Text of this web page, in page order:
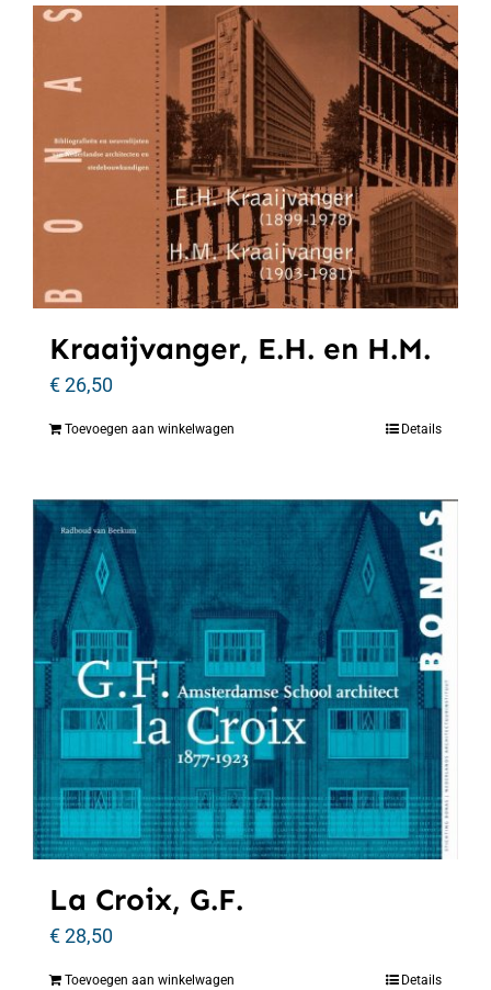
Kraaijvanger, E.H. en H.M.
€26,50
Toevoegen aan winkelwagen Details
La Croix, G.F.
€28,50
Toevoegen aan winkelwagen Details